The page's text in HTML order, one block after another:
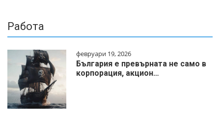
Работа
февруари 19, 2026
България е превърната не само в
корпорация, акцион…